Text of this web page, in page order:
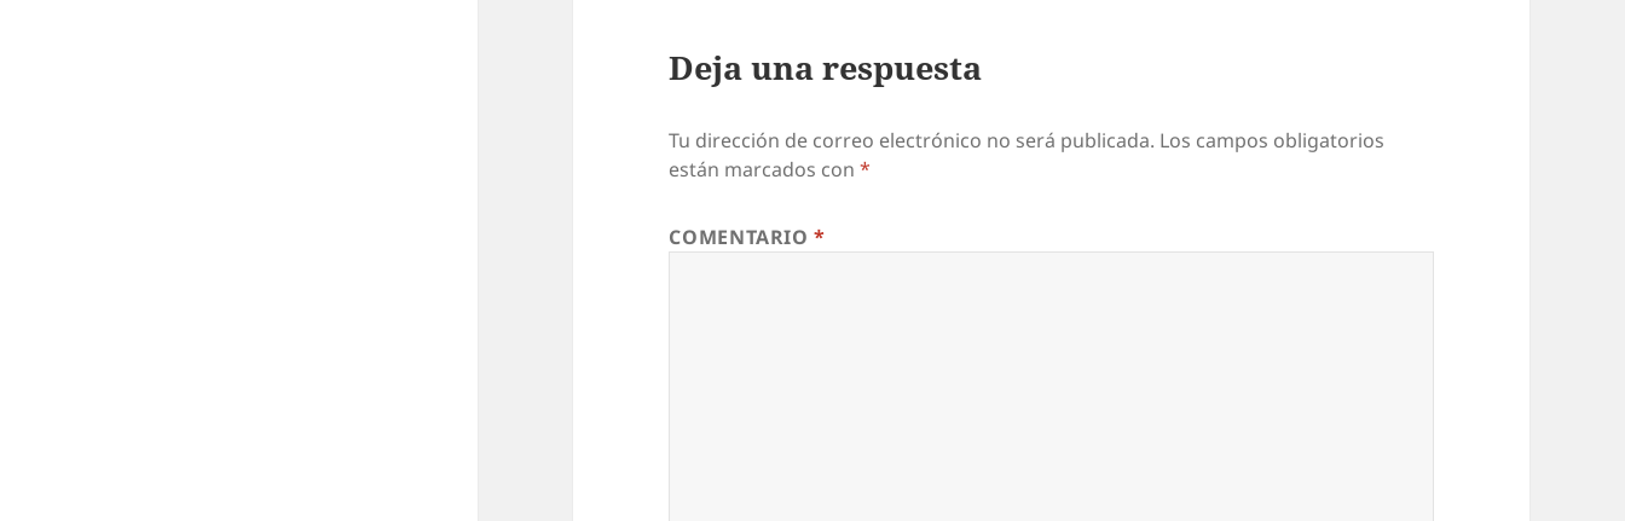
Deja una respuesta
Tu dirección de correo electrónico no será publicada. Los campos obligatorios
están marcados con*
COMENTARIO*